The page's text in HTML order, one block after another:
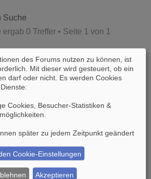
Suche
ergab 0 Treffer • Seite 1 von 1
passenden Ergebnisse
Gehe zu
Suche
des Forums nutzen zu können, ist
Mit dieser wird gesteuert, ob ein
darf oder nicht. Es werden Cookies
Cookies, Besucher-Statistiken &
später zu jedem Zeitpunkt geändert
Cookie-Einstellungen
Akzeptieren